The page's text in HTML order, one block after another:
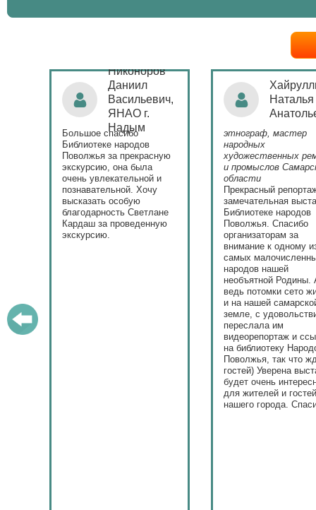
Никоноров
Даниил
Васильевич,
ЯНАО г.
Надым
Большое спасибо
Библиотеке народов
Поволжья за прекрасную
экскурсию, она была
очень увлекательной и
познавательной. Хочу
высказать особую
благодарность Светлане
Кардаш за проведенную
экскурсию.
Наталья
этнограф, мастер
народных
художественных
и промыслов
области
Прекрасный
замечательная
Библиотеке народов
Поволжья. Спасибо
организаторам за
внимание к одному
самых
народов нашей
необъятной Родины.
ведь потомки сето
и на нашей
земле, с
переслала им
видеорепортаж и
на библиотеку
Поволжья, так что
гостей) Уверена
будет очень
для жителей и
нашего города.